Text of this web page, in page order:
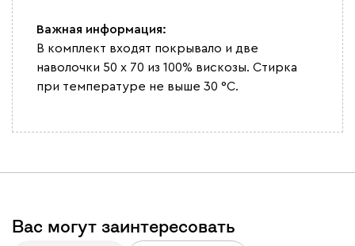
Важная информация:
В комплект входят покрывало и две
наволочки 50 x 70 из 100% вискозы. Стирка
при температуре не выше 30 °С.
Вас могут заинтересовать